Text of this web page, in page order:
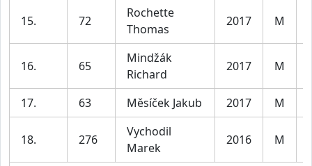
15. 72
Rochette
Thomas
2017 M
16. 65
Mindžák
Richard
2017 M
17. 63 Měsíček Jakub 2017 M
18. 276
Vychodil
Marek
2016 M